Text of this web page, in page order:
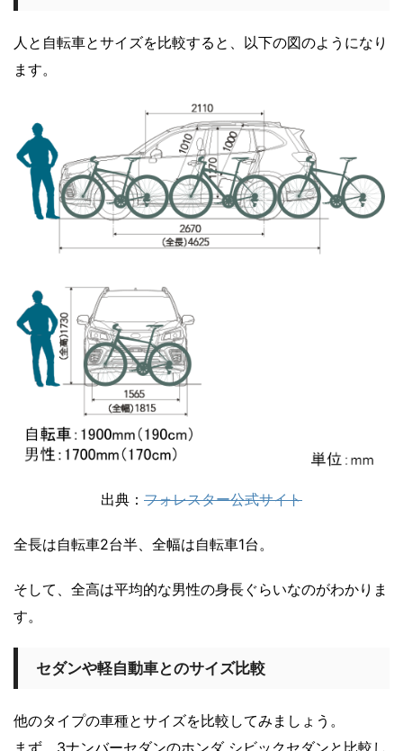
人と自転車とサイズを比較すると、以下の図のようになり
ます。
出典： フォレスター公式サイト
全長は自転車2台半、全幅は自転車1台。
そして、全高は平均的な男性の身長ぐらいなのがわかりま
す。
セダンや軽自動車とのサイズ比較
他のタイプの車種とサイズを比較してみましょう。